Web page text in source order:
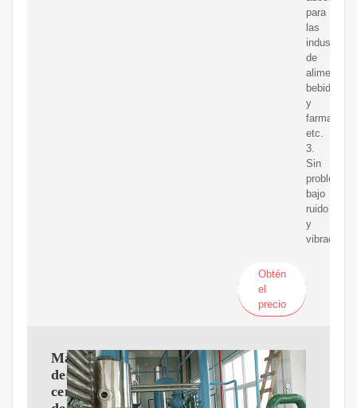
para
las
industrias
de
alimentos,
bebidas
y
etc.
3.
Sin
problemas,
bajo
ruido
y
vibración
Obtén
el
precio
Máquina
desengrasadora
centrífuga